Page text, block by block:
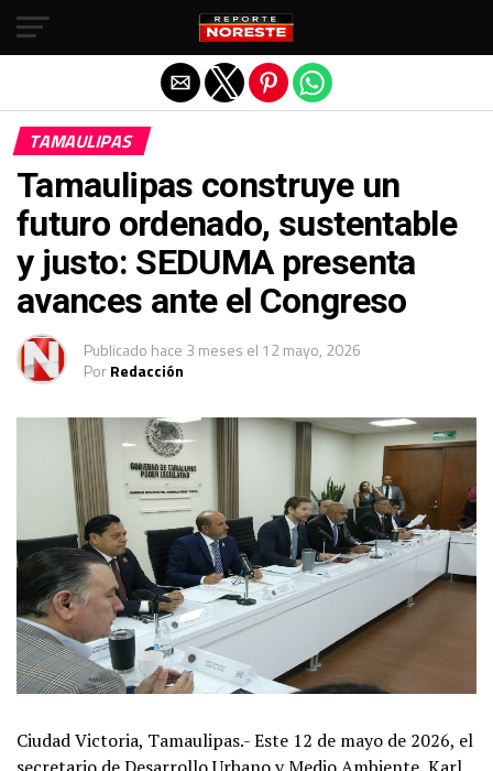
TAMAULIPAS
Tamaulipas construye un
futuro ordenado, sustentable
y justo: SEDUMA presenta
avances ante el Congreso
Publicado hace 3 meses el 12 mayo, 2026
PorRedacción
Ciudad Victoria, Tamaulipas.- Este 12 de mayo de 2026, el
Salir de la versión móvil